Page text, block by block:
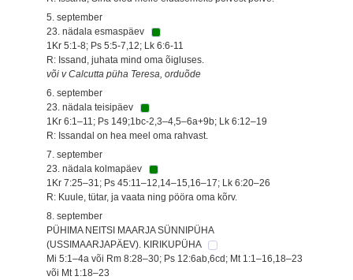
5. september
23. nädala esmaspäev
1Kr 5:1-8; Ps 5:5-7,12; Lk 6:6-11
R: Issand, juhata mind oma õigluses.
või v Calcutta püha Teresa, orduõde
6. september
23. nädala teisipäev
1Kr 6:1–11; Ps 149;1bc-2,3–4,5–6a+9b; Lk 6:12–19
R: Issandal on hea meel oma rahvast.
7. september
23. nädala kolmapäev
1Kr 7:25–31; Ps 45:11–12,14–15,16–17; Lk 6:20–26
R: Kuule, tütar, ja vaata ning pööra oma kõrv.
8. september
PÜHIMA NEITSI MAARJA SÜNNIPÜHA
(USSIMAARJAPÄEV). KIRIKUPÜHA
Mi 5:1–4a või Rm 8:28–30; Ps 12:6ab,6cd; Mt 1:1–16,18–23
või Mt 1:18–23